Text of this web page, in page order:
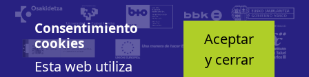
Consentimiento
cookies
Esta web utiliza
Aceptar
y cerrar